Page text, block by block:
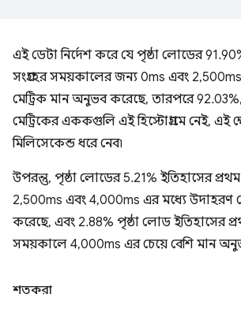
এই ডেটা নির্দেশ করে যে পৃষ্ঠা লোডের
সংগ্রহের সময়কালের জন্য 0ms এবং
মেট্রিক মান অনুভব করেছে, তারপরে
মেট্রিকের এককগুলি এই হিস্টোগ্রামে নেই, এই
মিলিসেকেন্ড ধরে নেব৷
উপরন্তু, পৃষ্ঠা লোডের 5.21% ইতিহাসের
2,500ms এবং 4,000ms এর মধ্যে উদাহরণ
করেছে, এবং 2.88% পৃষ্ঠা লোড ইতিহাসের
সময়কালে 4,000ms এর চেয়ে বেশি মান
শতকরা